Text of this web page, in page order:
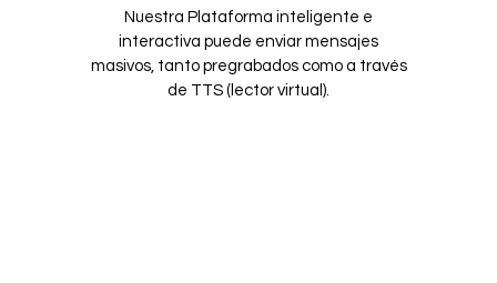
Nuestra Plataforma inteligente e
interactiva puede enviar mensajes
masivos, tanto pregrabados como a través
de TTS (lector virtual).